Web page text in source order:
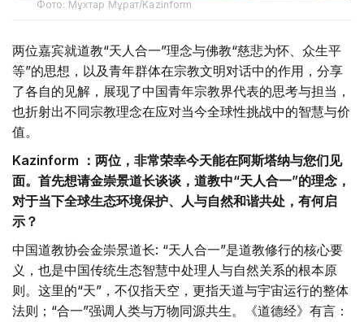
Фото: Мұхтар Мұрат/Kazinform
两位嘉宾就道教“天人合一”理念与佛教“慈悲为怀、众生平
等”的思想，以及青年群体在宗教文明对话中的作用，分享
了各自的见解，展现了中国青年宗教界代表的思考与担当，
也折射出不同宗教理念在应对当今全球性挑战中的智慧与价
值。
Kazinform ：两位，非常荣幸今天能在阿斯塔纳与您们见
面。首先想请金崇景道长谈谈，道教中“天人合一”的理念，
对于当下全球生态环境保护、人与自然和谐共处，有何启
示？
中国道教协会金崇景道长: “天人合一”是道教修行的核心要
义，也是中国传统生态智慧中处理人与自然关系的根本原
则。这里的“天”，不仅指天空，更指天道与宇宙运行的整体
法则；“合一”强调人类与万物同源共生。《道德经》有言：